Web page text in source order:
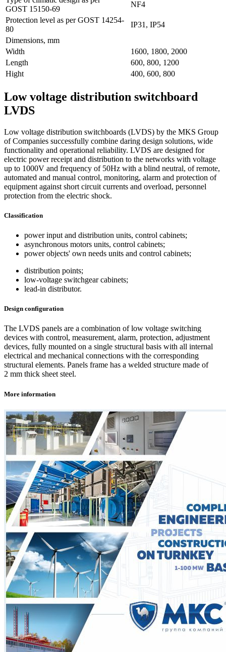
GOST 15150-69
NF4
Protection level as per GOST 14254-
80
IP31, IP54
Dimensions, mm
Width
1600, 1800, 2000
Length
600, 800, 1200
Hight
400, 600, 800
Low voltage distribution switchboard
LVDS
Low voltage distribution switchboards (LVDS) by the MKS Group
of Companies successfully combine daring design solutions, wide
functionality and operational reliability. LVDS are designed for
electric power receipt and distribution to the networks with voltage
up to 1000V and frequency of 50Hz with a blind neutral, of remote,
automated and manual control, monitoring, alarm and protection of
equipment against short circuit currents and overload, personnel
protection from the electric shock.
Classification
power input and distribution units, control cabinets;
asynchronous motors units, control cabinets;
power objects' own needs units and control cabinets;
distribution points;
low-voltage switchgear cabinets;
lead-in distributor.
Design configuration
The LVDS panels are a combination of low voltage switching
devices with control, measurement, alarm, protection, adjustment
devices, fully mounted on a single structural basis with all internal
electrical and mechanical connections with the corresponding
structural elements. Panels frame has a welded structure made of
2 mm thick sheet steel.
More information